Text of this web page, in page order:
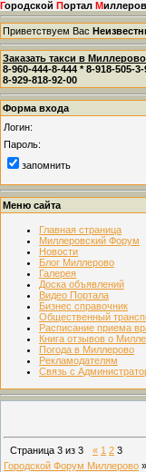
Городской Портал М
Приветствуем Вас
Заказать такси в
8-960-444-8-444 * 8-918-505-3-
8-929-818-92-00
Форма входа
Логин:
Пароль:
запомнить
Меню сайта
Главная страница
Миллеровский Форум
Новости
Блог Миллерово
Галерея
Доска объявлений
Видео Портала
Бизнес справочник
Общественный
Расписание приема
Книга отзывов о
Погода в Миллерово
Рекламодателям
Связь с
Страница 3 из 3 « 1 2 3
Городской Форум Миллерово »